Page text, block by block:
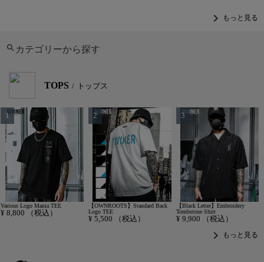
chevron_right もっと見る
カテゴリーから探す
TOPS トップス
Various Logo Mania TEE
¥ 8,800 （税込）
【OWNROOTS】Standard Back
Logo TEE
¥ 5,500 （税込）
【Black Letter】Embroidery
Tombstone Shirt
¥ 9,900 （税込）
chevron_right もっと見る